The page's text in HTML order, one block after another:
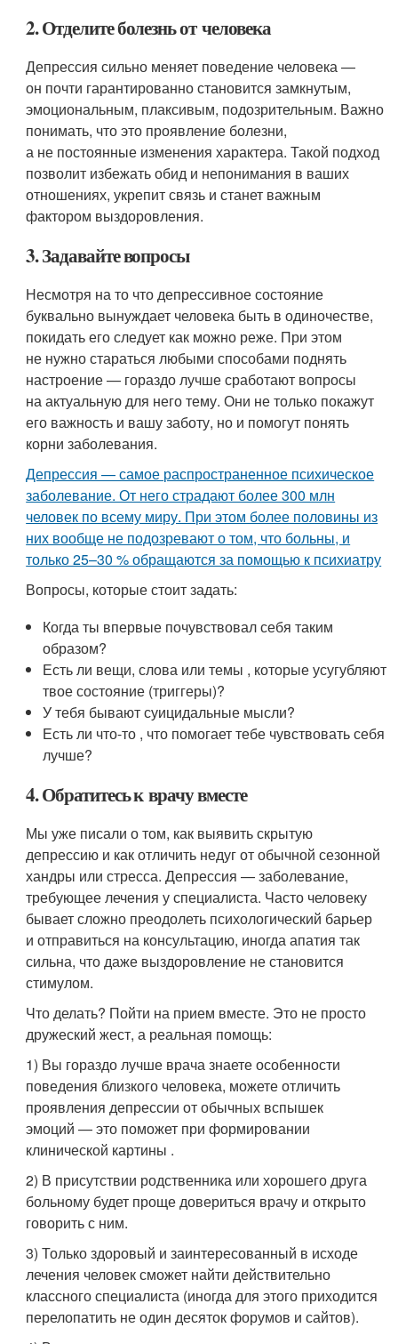
2. Отделите болезнь от человека
Депрессия сильно меняет поведение человека —
он почти гарантированно становится замкнутым,
эмоциональным, плаксивым, подозрительным. Важно
понимать, что это проявление болезни,
а не постоянные изменения характера. Такой подход
позволит избежать обид и непонимания в ваших
отношениях, укрепит связь и станет важным
фактором выздоровления.
3. Задавайте вопросы
Несмотря на то что депрессивное состояние
буквально вынуждает человека быть в одиночестве,
покидать его следует как можно реже. При этом
не нужно стараться любыми способами поднять
настроение — гораздо лучше сработают вопросы
на актуальную для него тему. Они не только покажут
его важность и вашу заботу, но и помогут понять
корни заболевания.
Депрессия — самое распространенное психическое
заболевание. От него страдают более 300 млн
человек по всему миру. При этом более половины из
них вообще не подозревают о том, что больны, и
только 25–30 % обращаются за помощью к психиатру
Вопросы, которые стоит задать:
Когда ты впервые почувствовал себя таким
образом?
Есть ли вещи, слова или темы , которые усугубляют
твое состояние (триггеры)?
У тебя бывают суицидальные мысли?
Есть ли что-то , что помогает тебе чувствовать себя
лучше?
4. Обратитесь к врачу вместе
Мы уже писали о том, как выявить скрытую
депрессию и как отличить недуг от обычной сезонной
хандры или стресса. Депрессия — заболевание,
требующее лечения у специалиста. Часто человеку
бывает сложно преодолеть психологический барьер
и отправиться на консультацию, иногда апатия так
сильна, что даже выздоровление не становится
стимулом.
Что делать? Пойти на прием вместе. Это не просто
дружеский жест, а реальная помощь:
1) Вы гораздо лучше врача знаете особенности
поведения близкого человека, можете отличить
проявления депрессии от обычных вспышек
эмоций — это поможет при формировании
клинической картины .
2) В присутствии родственника или хорошего друга
больному будет проще довериться врачу и открыто
говорить с ним.
3) Только здоровый и заинтересованный в исходе
лечения человек сможет найти действительно
классного специалиста (иногда для этого приходится
перелопатить не один десяток форумов и сайтов).